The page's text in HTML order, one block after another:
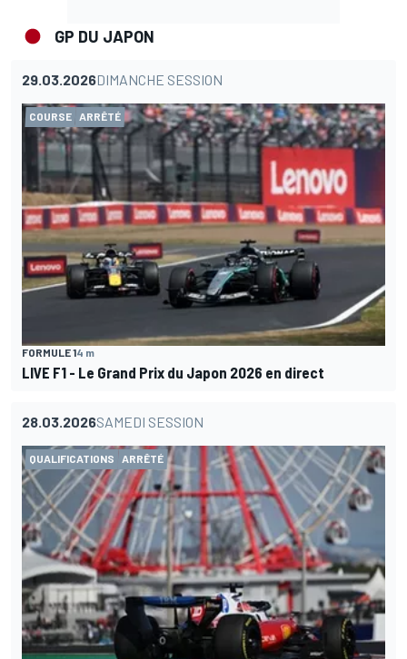
GP DU JAPON
29.03.2026DIMANCHE SESSION
COURSE ARRÊTÉ
FORMULE 14 m
LIVE F1 - Le Grand Prix du Japon 2026 en direct
28.03.2026SAMEDI SESSION
QUALIFICATIONS ARRÊTÉ